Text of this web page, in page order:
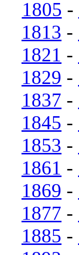
1805 -
1813 -
1821 -
1829 -
1837 -
1845 -
1853 -
1861 -
1869 -
1877 -
1885 -